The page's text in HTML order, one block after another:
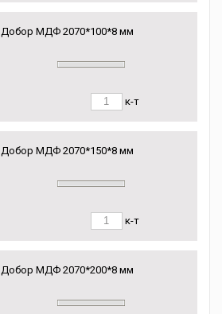
Добор МДФ 2070*100*8 мм
к-т
Добор МДФ 2070*150*8 мм
к-т
Добор МДФ 2070*200*8 мм